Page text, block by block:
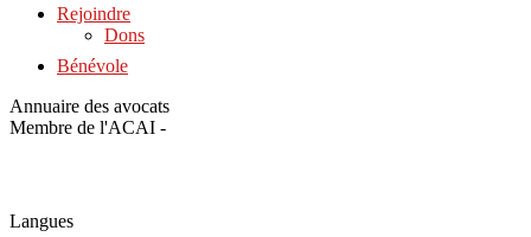
Rejoindre
Dons
Bénévole
Annuaire des avocats
Membre de l'ACAI -
Langues